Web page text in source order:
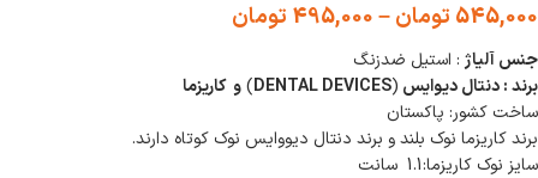
545,000 تومان–
495,000 تومان
جنس آلیاژ : استیل ضدزنگ
برند : دنتال دیوایس (
DENTAL DEVICES
)و کاریزما
ساخت کشور: پاکستان
برند کاریزما نوک بلند و برند دنتال دیووایس نوک کوتاه دارند.
سایز نوک کاریزما:1.1 سانت